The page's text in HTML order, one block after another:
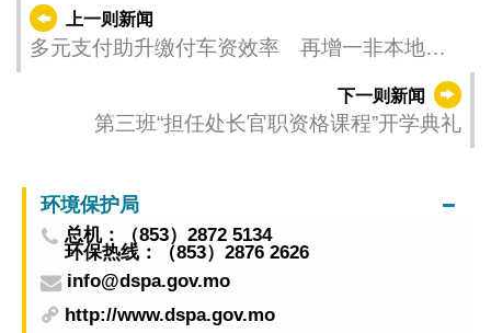
上一则新闻
多元支付助升缴付车资效率 再增一非本地支
下一则新闻
第三班“担任处长官职资格课程”开学典礼
环境保护局
总机：（853）2872 5134
环保热线：（853）2876 2626
info@dspa.gov.mo
http://www.dspa.gov.mo